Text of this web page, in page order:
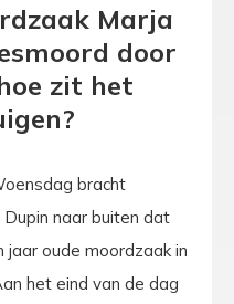
Marja
door
zit het
bracht
naar buiten dat
oude moordzaak in
het eind van de dag